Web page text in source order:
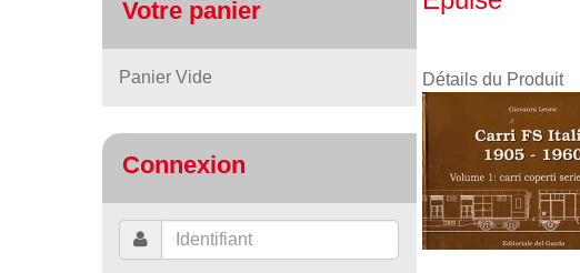
Détails du Produit
Votre panier
Panier Vide
Connexion